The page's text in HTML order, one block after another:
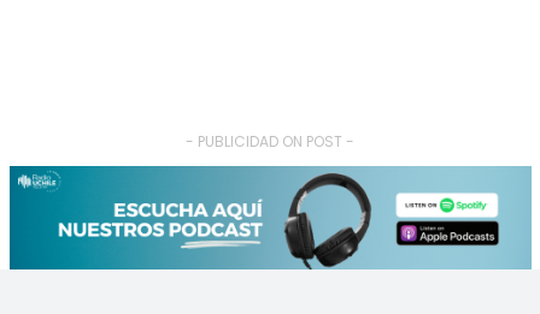
- PUBLICIDAD ON POST -